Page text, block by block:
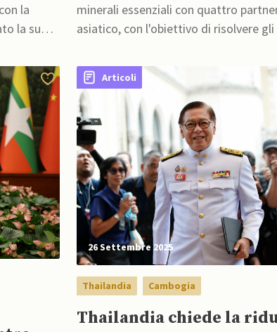
la
la sua
minerali essenziali con quattro
asiatico, con l'obiettivo di risolvere gli
approvvigionamento
Articoli
26 Settembre 2025
Thailandia Cambogia
Thailandia chiede la